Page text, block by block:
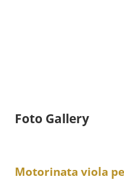
Foto Gallery
Motorinata viola